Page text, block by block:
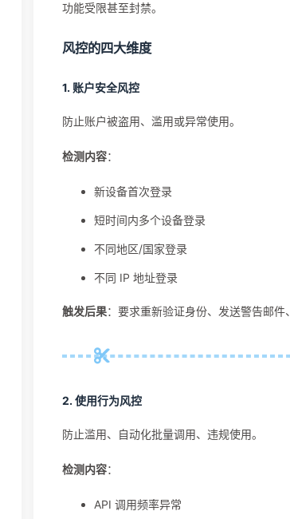
功能受限甚至封禁。
风控的四大维度
1. 账户安全风控
防止账户被盗用、滥用或异常使用。
检测内容：
新设备首次登录
短时间内多个设备登录
不同地区/国家登录
不同 IP 地址登录
触发后果：要求重新验证身份、发送警告邮件
2. 使用行为风控
防止滥用、自动化批量调用、违规使用。
检测内容：
API 调用频率异常